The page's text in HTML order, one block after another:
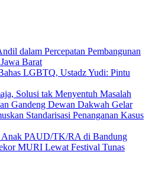
dalam Percepatan Pembangunan
Barat
LGBTQ, Ustadz Yudi: Pintu
Solusi tak Menyentuh Masalah
Gandeng Dewan Dakwah Gelar
Standarisasi Penanganan Kasus
Anak PAUD/TK/RA di Bandung
MURI Lewat Festival Tunas